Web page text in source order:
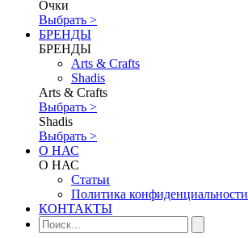
Очки
Выбрать >
БРЕНДЫ
БРЕНДЫ
Аrts & Сrafts
Shadis
Аrts & Сrafts
Выбрать >
Shadis
Выбрать >
О НАС
О НАС
Статьи
Политика конфиденциальности
КОНТАКТЫ